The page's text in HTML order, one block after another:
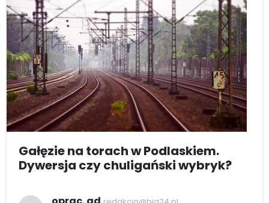
Gałęzie na torach w Podlaskiem.
Dywersja czy chuligański wybryk?